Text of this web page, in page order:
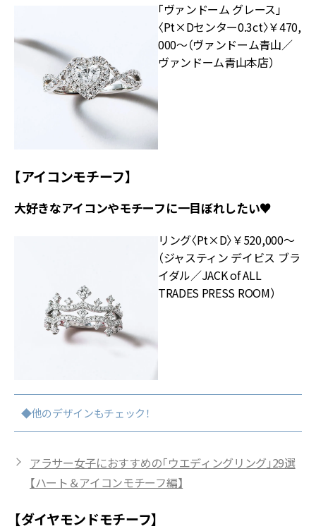
「ヴァンドーム グレース」
〈Pt×Dセンター0.3ct〉￥470,
000～（ヴァンドーム青山／
ヴァンドーム青山本店）
【アイコンモチーフ】
大好きなアイコンやモチーフに一目ぼれしたい♥
リング〈Pt×D〉￥520,000～
（ジャスティン デイビス ブラ
イダル／JACK of ALL
TRADES PRESS ROOM）
◆他のデザインもチェック！
アラサー女子におすすめの「ウエディングリング」29選
【ハート＆アイコンモチーフ編】
【ダイヤモンドモチーフ】